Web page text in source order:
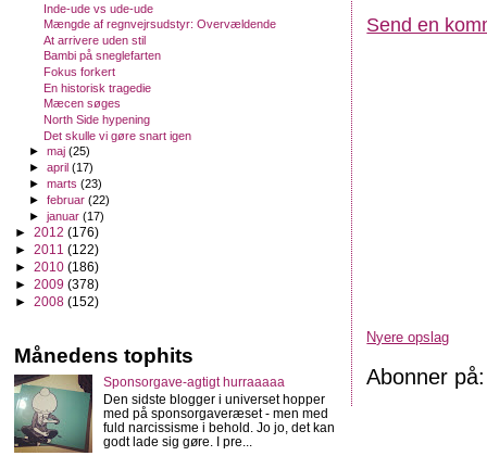
Send en
Nyere opslag
Abonner
Inde-ude vs ude-ude
Mængde af regnvejrsudstyr: Overvældende
At arrivere uden stil
Bambi på sneglefarten
Fokus forkert
En historisk tragedie
Mæcen søges
North Side hypening
Det skulle vi gøre snart igen
►maj(25)
►april(17)
►marts(23)
►februar(22)
►januar(17)
► 2012 (176)
► 2011 (122)
► 2010 (186)
► 2009 (378)
► 2008 (152)
Månedens tophits
Sponsorgave-agtigt hurraaaaa
Den sidste blogger i universet hopper
med på sponsorgaveræset - men med
fuld narcissisme i behold. Jo jo, det kan
godt lade sig gøre. I pre...